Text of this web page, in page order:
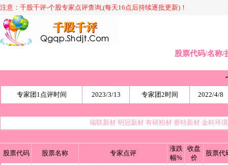
注意：千股千评-个股专家点评查询,(每天16点后持续逐批更新)！
股票代码/名称/
专家团1点评时间 2023/3/13 专家团2时间 2022/4/8
瑞联新材 明冠新材 有研粉材 赛特新材 金科环
股票代码 股票名称 专家点评
涨跌
幅%
收盘
价
股票代